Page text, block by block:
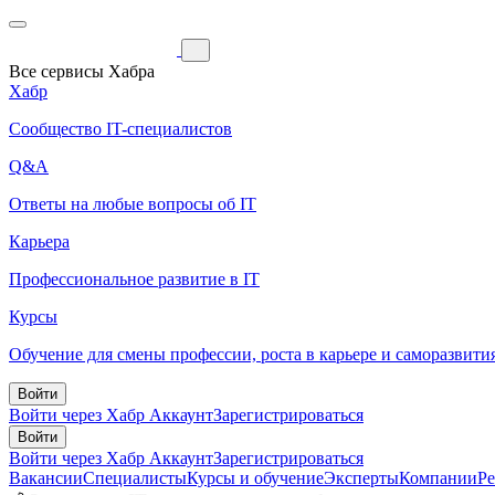
Все сервисы Хабра
Хабр
Сообщество IT-специалистов
Q&A
Ответы на любые вопросы об IT
Карьера
Профессиональное развитие в IT
Курсы
Обучение для смены профессии, роста в карьере и
Войти
Войти через Хабр АккаунтЗарегистрироваться
Войти
Войти через Хабр АккаунтЗарегистрироваться
ВакансииСпециалистыКурсы и обучениеЭкспертыКомпании